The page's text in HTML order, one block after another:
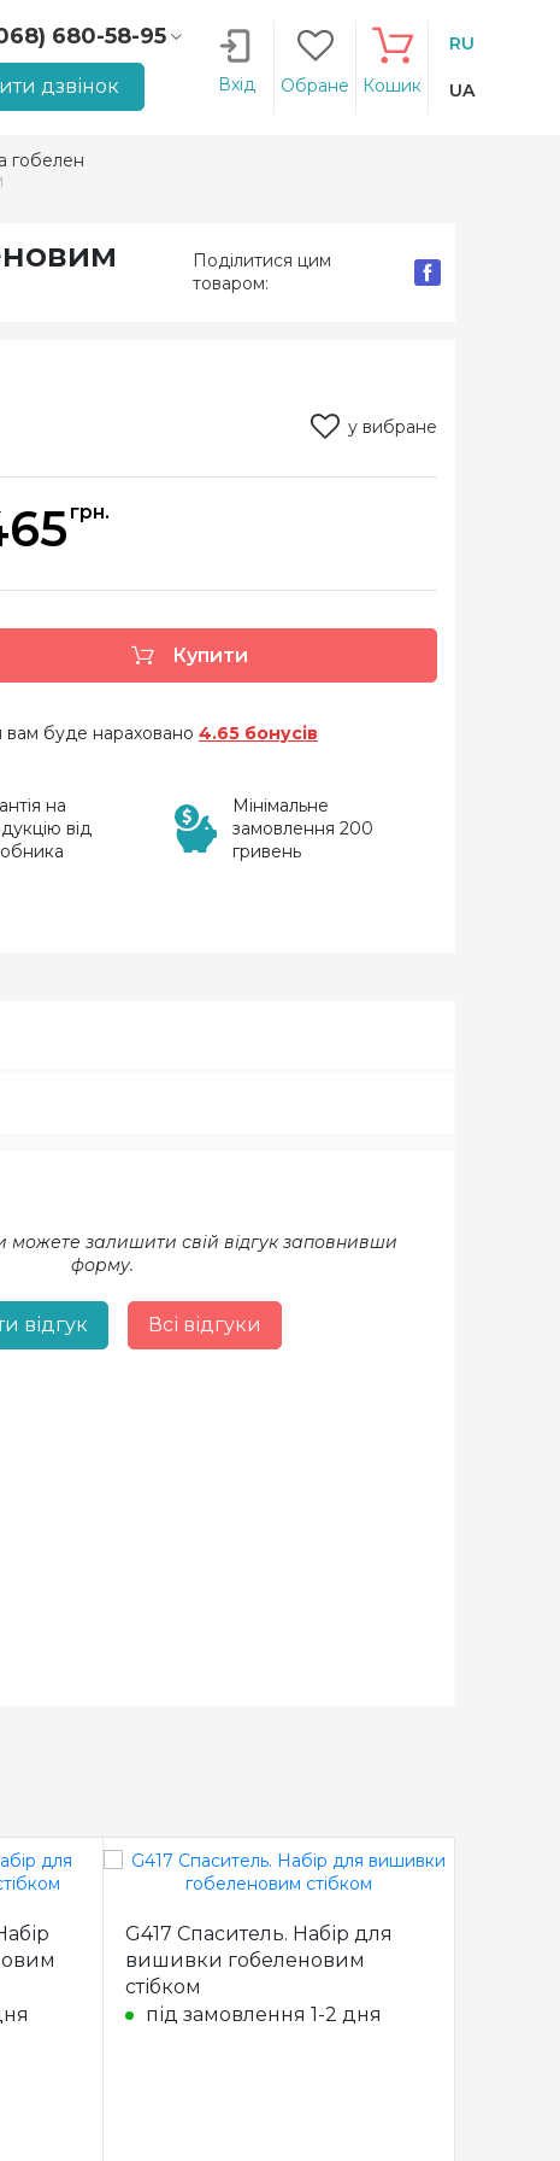
680-58-95
207-14-90
дзвінок Вхід Обране Кошик
RU
UA
гобелен
Поділитися цим
товаром:
у вибране
грн.
Купити
вам буде нараховано 4.65 бонусів
на
від
Мінімальне
замовлення 200
гривень
можете залишити свій відгук заповнивши
форму.
відгук Всі відгуки
G417 Спаситель. Набір для
вишивки гобеленовим
стібком
під замовлення 1-2 дня